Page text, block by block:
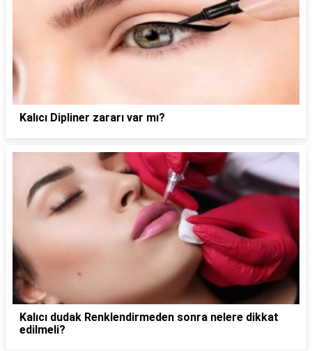
Kalıcı Dipliner zararı var mı?
Kalıcı dudak Renklendirmeden sonra nelere dikkat
edilmeli?